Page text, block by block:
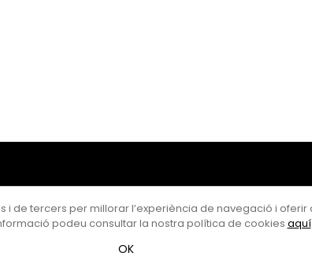
de tercers per millorar l’experiència de navegació i oferir
podeu consultar la nostra política de cookies aquí.
OK